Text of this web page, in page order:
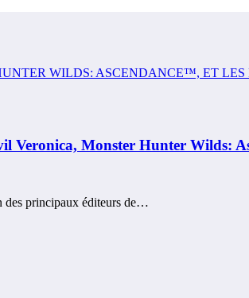
Veronica, Monster Hunter Wilds:
des principaux éditeurs de…